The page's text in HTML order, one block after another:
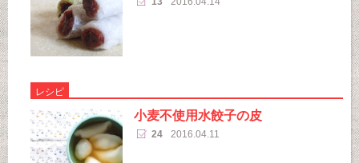
レシピ
小麦不使用水餃子の皮
24 2016.04.11